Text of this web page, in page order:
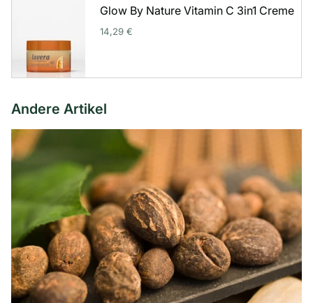
Glow By Nature Vitamin C 3in1 Creme
14,29 €
Andere Artikel